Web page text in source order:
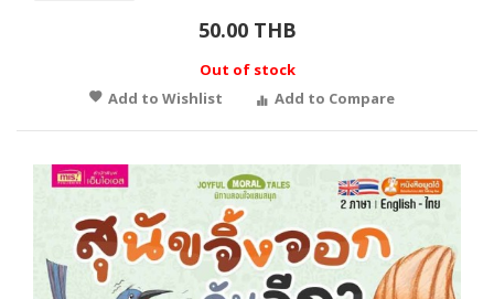
50.00 THB
Out of stock
Add to Wishlist
Add to Compare